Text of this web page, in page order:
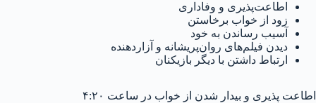
اطاعت‌پذیری و وفاداری
زود از خواب برخاستن
آسیب رساندن به خود
دیدن فیلم‌های روان‌پریشانه و آزاردهنده
ارتباط داشتن با دیگر بازیکنان
اطاعت پذیری و بیدار شدن از خواب در ساعت ۴:۲۰